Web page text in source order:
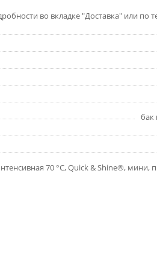
во вкладке "Доставка" или по
бак
70 °C, Quick & Shine®, мини,